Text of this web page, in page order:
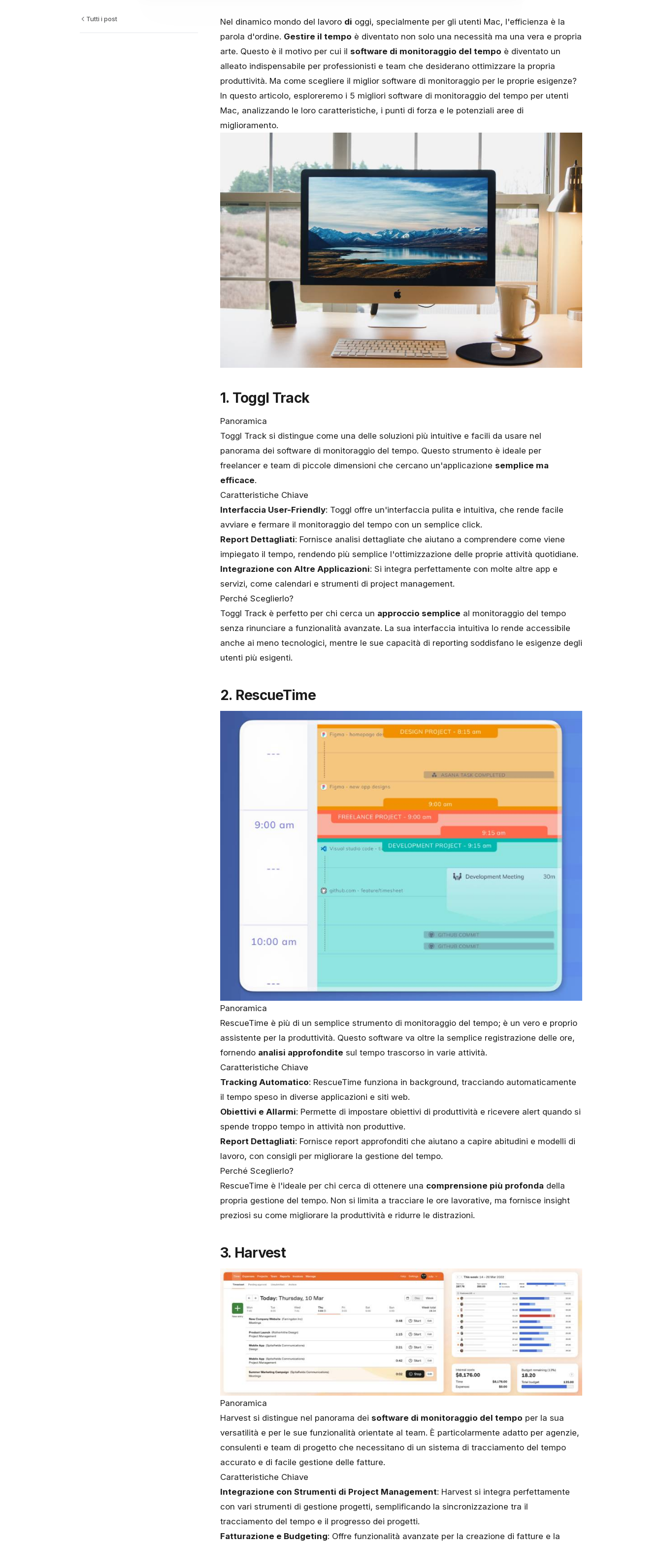
Tutti i post Nel dinamico mondo del lavoro di oggi, specialmente per gli utenti Mac, l'efficienza è la
parola d'ordine. Gestire il tempo è diventato non solo una necessità ma una vera e propria
arte. Questo è il motivo per cui il software di monitoraggio del tempo è diventato un
alleato indispensabile per professionisti e team che desiderano ottimizzare la propria
produttività. Ma come scegliere il miglior software di monitoraggio per le proprie esigenze?
In questo articolo, esploreremo i 5 migliori software di monitoraggio del tempo per utenti
Mac, analizzando le loro caratteristiche, i punti di forza e le potenziali aree di
miglioramento.
1. Toggl Track
Panoramica
Toggl Track si distingue come una delle soluzioni più intuitive e facili da usare nel
panorama dei software di monitoraggio del tempo. Questo strumento è ideale per
freelancer e team di piccole dimensioni che cercano un'applicazione semplice ma
efficace.
Caratteristiche Chiave
Interfaccia User-Friendly: Toggl offre un'interfaccia pulita e intuitiva, che rende facile
avviare e fermare il monitoraggio del tempo con un semplice click.
Report Dettagliati: Fornisce analisi dettagliate che aiutano a comprendere come viene
impiegato il tempo, rendendo più semplice l'ottimizzazione delle proprie attività quotidiane.
Integrazione con Altre Applicazioni: Si integra perfettamente con molte altre app e
servizi, come calendari e strumenti di project management.
Perché Sceglierlo?
Toggl Track è perfetto per chi cerca un approccio semplice al monitoraggio del tempo
senza rinunciare a funzionalità avanzate. La sua interfaccia intuitiva lo rende accessibile
anche ai meno tecnologici, mentre le sue capacità di reporting soddisfano le esigenze degli
utenti più esigenti.
2. RescueTime
Panoramica
RescueTime è più di un semplice strumento di monitoraggio del tempo; è un vero e proprio
assistente per la produttività. Questo software va oltre la semplice registrazione delle ore,
fornendo analisi approfondite sul tempo trascorso in varie attività.
Caratteristiche Chiave
Tracking Automatico: RescueTime funziona in background, tracciando automaticamente
il tempo speso in diverse applicazioni e siti web.
Obiettivi e Allarmi: Permette di impostare obiettivi di produttività e ricevere alert quando si
spende troppo tempo in attività non produttive.
Report Dettagliati: Fornisce report approfonditi che aiutano a capire abitudini e modelli di
lavoro, con consigli per migliorare la gestione del tempo.
Perché Sceglierlo?
RescueTime è l'ideale per chi cerca di ottenere una comprensione più profonda della
propria gestione del tempo. Non si limita a tracciare le ore lavorative, ma fornisce insight
preziosi su come migliorare la produttività e ridurre le distrazioni.
3. Harvest
Panoramica
Harvest si distingue nel panorama dei software di monitoraggio del tempo per la sua
versatilità e per le sue funzionalità orientate al team. È particolarmente adatto per agenzie,
consulenti e team di progetto che necessitano di un sistema di tracciamento del tempo
accurato e di facile gestione delle fatture.
Caratteristiche Chiave
Integrazione con Strumenti di Project Management: Harvest si integra perfettamente
con vari strumenti di gestione progetti, semplificando la sincronizzazione tra il
tracciamento del tempo e il progresso dei progetti.
Fatturazione e Budgeting: Offre funzionalità avanzate per la creazione di fatture e la